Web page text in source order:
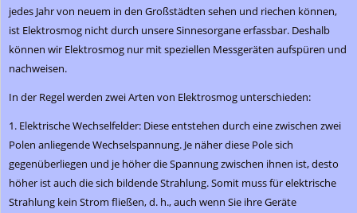
jedes Jahr von neuem in den Großstädten sehen und riechen können,
ist Elektrosmog nicht durch unsere Sinnesorgane erfassbar. Deshalb
können wir Elektrosmog nur mit speziellen Messgeräten aufspüren und
nachweisen.
In der Regel werden zwei Arten von Elektrosmog unterschieden:
1. Elektrische Wechselfelder: Diese entstehen durch eine zwischen zwei
Polen anliegende Wechselspannung. Je näher diese Pole sich
gegenüberliegen und je höher die Spannung zwischen ihnen ist, desto
höher ist auch die sich bildende Strahlung. Somit muss für elektrische
Strahlung kein Strom fließen, d. h., auch wenn Sie ihre Geräte